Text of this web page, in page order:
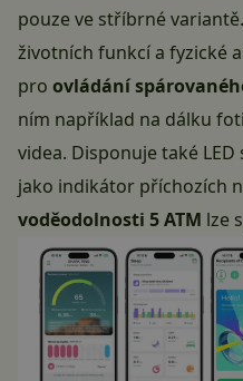
pouze ve stříbrné
životních funkcí a fyzické
pro ovládání
ním například na dálku
videa. Disponuje také
jako indikátor příchozích
voděodolnosti 5 ATM lze